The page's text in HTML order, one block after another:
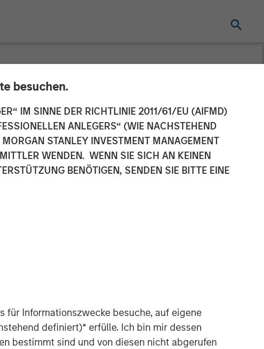
besuchen.
IM SINNE DER RICHTLINIE 2011/61/EU (AIFMD)
ANLEGERS“ (WIE NACHSTEHEND
STANLEY INVESTMENT MANAGEMENT
WENDEN. WENN SIE SICH AN KEINEN
BENÖTIGEN, SENDEN SIE BITTE EINE
für Informationszwecke besuche, auf eigene
definiert)* erfülle. Ich bin mir dessen
bestimmt sind und von diesen nicht abgerufen
Completes
value creation. The team has invested
capital in a broad spectrum of
industries for over two decades.